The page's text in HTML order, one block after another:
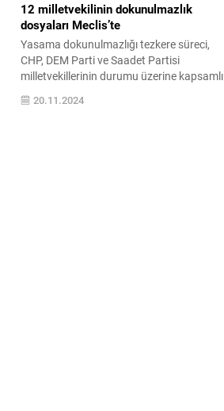
12 milletvekilinin dokunulmazlık
dosyaları Meclis’te
Yasama dokunulmazlığı tezkere süreci,
CHP, DEM Parti ve Saadet Partisi
milletvekillerinin durumu üzerine kapsamlı
bir değerlendirme. Bu yazıda, siyasi
etkiler, tartışmalar ve yasama
20.11.2024